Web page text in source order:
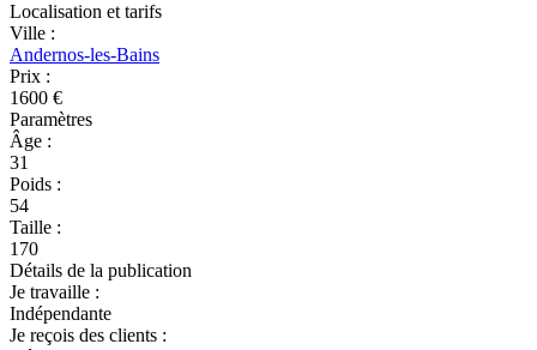
Localisation et tarifs
Ville :
Andernos-les-Bains
Prix :
1600 €
Paramètres
Âge :
31
Poids :
54
Taille :
170
Détails de la publication
Je travaille :
Indépendante
Je reçois des clients :